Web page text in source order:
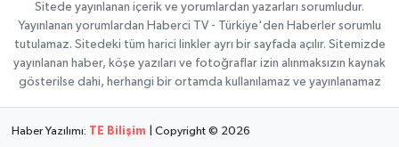
Sitede yayınlanan içerik ve yorumlardan yazarları sorumludur.
Yayınlanan yorumlardan Haberci TV - Türkiye'den Haberler sorumlu
tutulamaz. Sitedeki tüm harici linkler ayrı bir sayfada açılır. Sitemizde
yayınlanan haber, köşe yazıları ve fotoğraflar izin alınmaksızın kaynak
gösterilse dahi, herhangi bir ortamda kullanılamaz ve yayınlanamaz
Haber Yazılımı: TE Bilişim | Copyright © 2026